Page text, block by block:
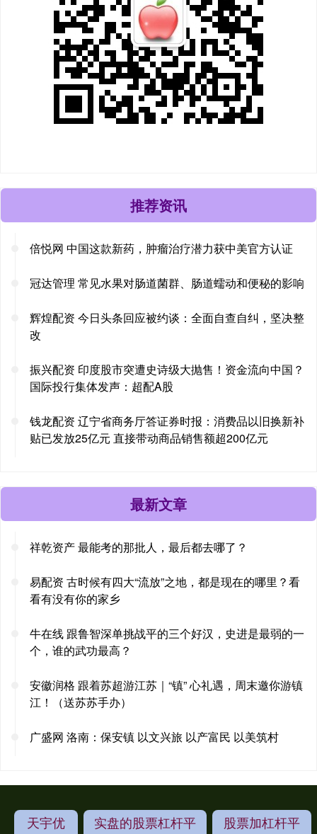
推荐资讯
倍悦网 中国这款新药，肿瘤治疗潜力获中美官方认证
冠达管理 常见水果对肠道菌群、肠道蠕动和便秘的影响
辉煌配资 今日头条回应被约谈：全面自查自纠，坚决整
改
振兴配资 印度股市突遭史诗级大抛售！资金流向中国？
国际投行集体发声：超配A股
钱龙配资 辽宁省商务厅答证券时报：消费品以旧换新补
贴已发放25亿元 直接带动商品销售额超200亿元
最新文章
祥乾资产 最能考的那批人，最后都去哪了？
易配资 古时候有四大“流放”之地，都是现在的哪里？看
看有没有你的家乡
牛在线 跟鲁智深单挑战平的三个好汉，史进是最弱的一
个，谁的武功最高？
安徽润格 跟着苏超游江苏｜“镇” 心礼遇，周末邀你游镇
江！（送苏苏手办）
广盛网 洛南：保安镇 以文兴旅 以产富民 以美筑村
天宇优
实盘的股票杠杆平
股票加杠杆平